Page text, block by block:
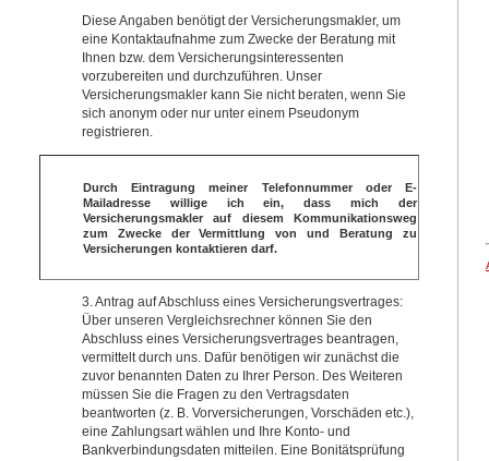
Diese Angaben benötigt der Versicherungsmakler, um
eine Kontaktaufnahme zum Zwecke der Beratung mit
Ihnen bzw. dem Versicherungsinteressenten
vorzubereiten und durchzuführen. Unser
Versicherungsmakler kann Sie nicht beraten, wenn Sie
sich anonym oder nur unter einem Pseudonym
registrieren.
Durch Eintragung meiner Telefonnummer oder E-
Mailadresse willige ich ein, dass mich der
Versicherungsmakler auf diesem Kommunikationsweg
zum Zwecke der Vermittlung von und Beratung zu
Versicherungen kontaktieren darf.
3. Antrag auf Abschluss eines Versicherungsvertrages:
Über unseren Vergleichsrechner können Sie den
Abschluss eines Versicherungsvertrages beantragen,
vermittelt durch uns. Dafür benötigen wir zunächst die
zuvor benannten Daten zu Ihrer Person. Des Weiteren
müssen Sie die Fragen zu den Vertragsdaten
beantworten (z. B. Vorversicherungen, Vorschäden etc.),
eine Zahlungsart wählen und Ihre Konto- und
Bankverbindungsdaten mitteilen. Eine Bonitätsprüfung